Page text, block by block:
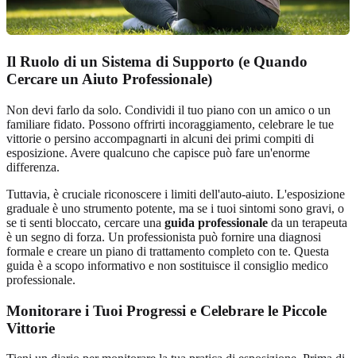
Il Ruolo di un Sistema di Supporto (e Quando
Cercare un Aiuto Professionale)
Non devi farlo da solo. Condividi il tuo piano con un amico o un
familiare fidato. Possono offrirti incoraggiamento, celebrare le tue
vittorie o persino accompagnarti in alcuni dei primi compiti di
esposizione. Avere qualcuno che capisce può fare un'enorme
differenza.
Tuttavia, è cruciale riconoscere i limiti dell'auto-aiuto. L'esposizione
graduale è uno strumento potente, ma se i tuoi sintomi sono gravi, o
se ti senti bloccato, cercare una guida professionale da un terapeuta
è un segno di forza. Un professionista può fornire una diagnosi
formale e creare un piano di trattamento completo con te. Questa
guida è a scopo informativo e non sostituisce il consiglio medico
professionale.
Monitorare i Tuoi Progressi e Celebrare le Piccole
Vittorie